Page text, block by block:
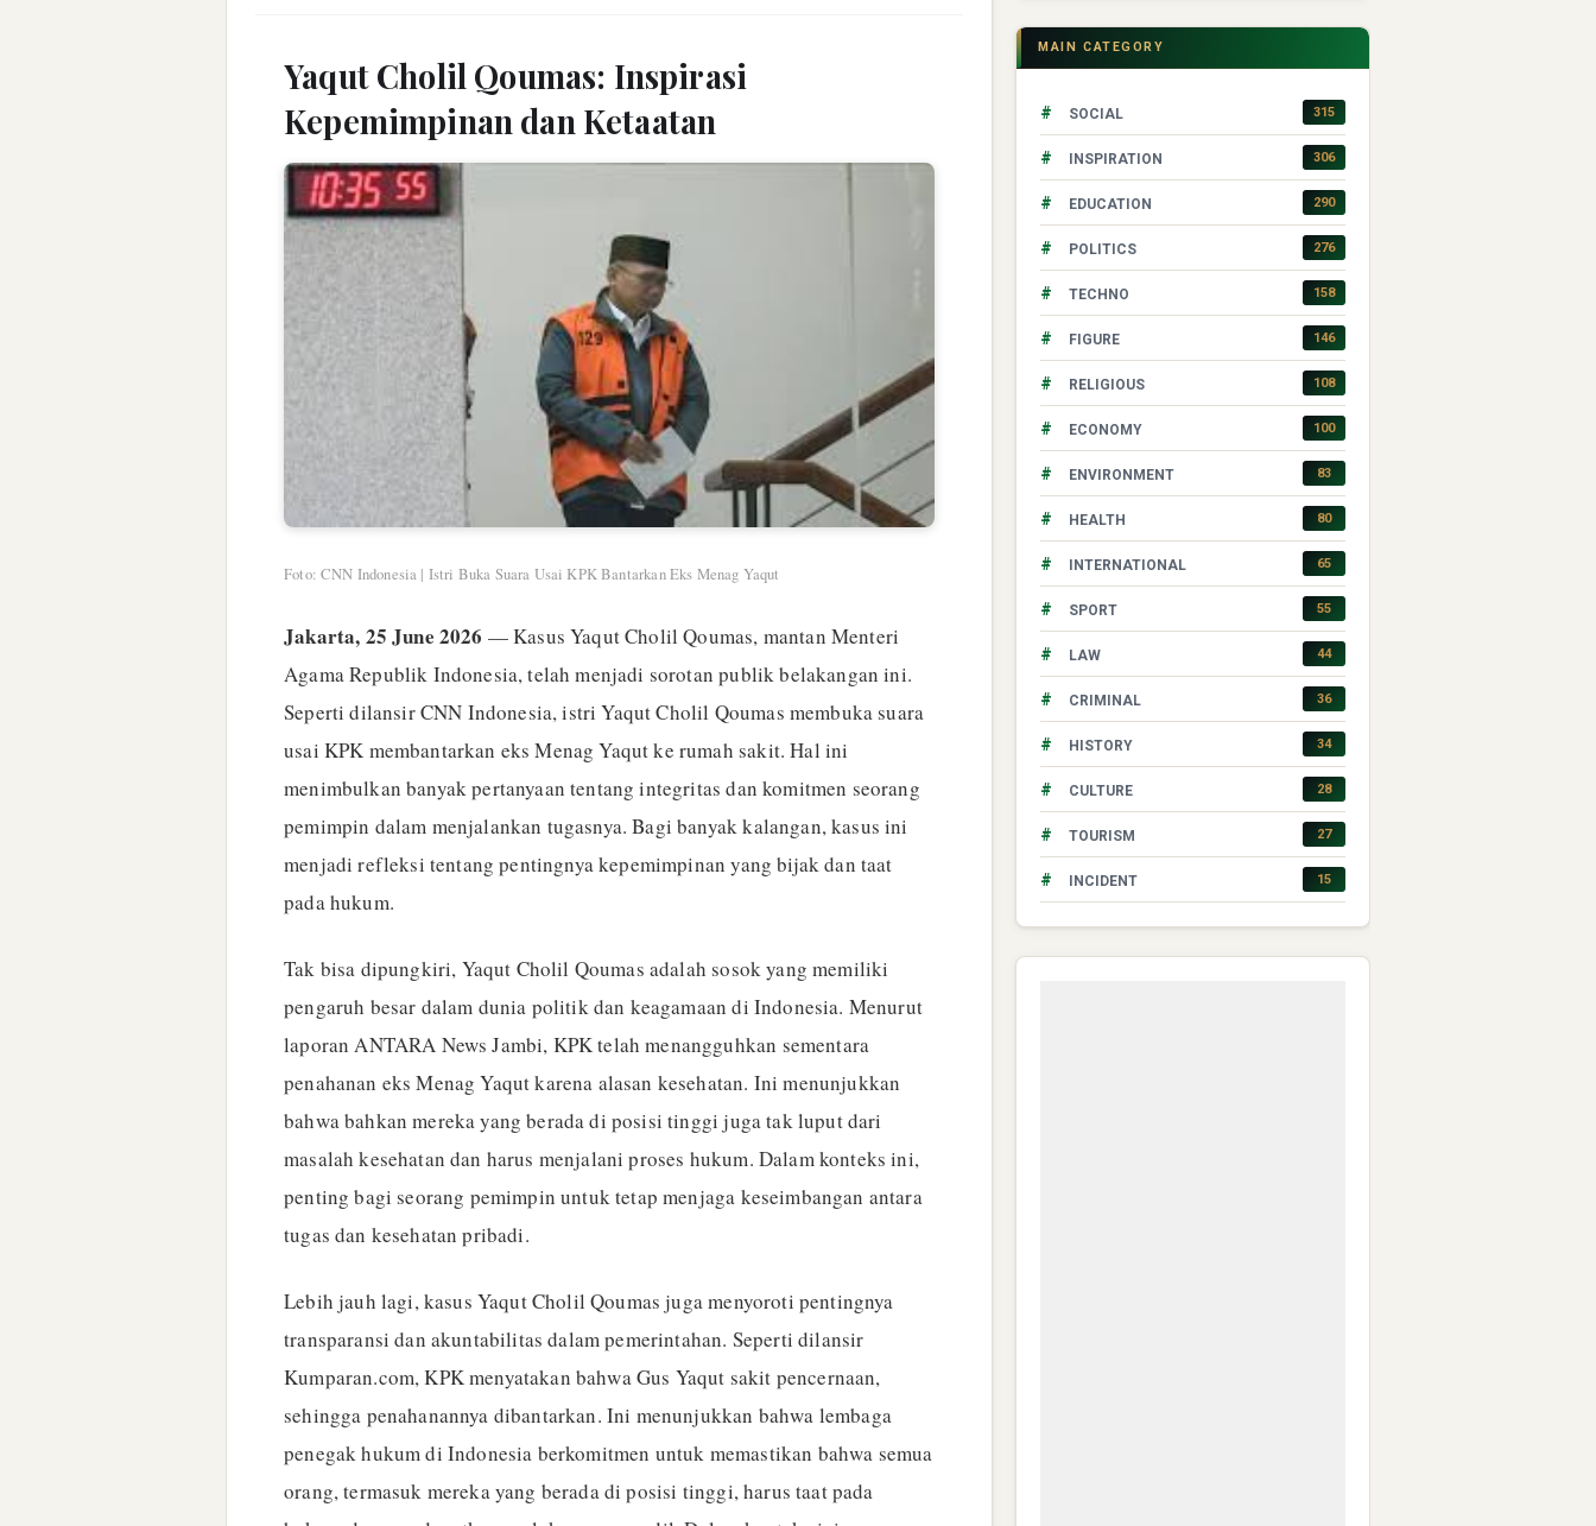
Yaqut Cholil Qoumas: Inspirasi
Kepemimpinan dan Ketaatan
Foto: CNN Indonesia | Istri Buka Suara Usai KPK Bantarkan Eks Menag Yaqut
Jakarta, 25 June 2026 — Kasus Yaqut Cholil Qoumas, mantan Menteri
Agama Republik Indonesia, telah menjadi sorotan publik belakangan ini.
Seperti dilansir CNN Indonesia, istri Yaqut Cholil Qoumas membuka suara
usai KPK membantarkan eks Menag Yaqut ke rumah sakit. Hal ini
menimbulkan banyak pertanyaan tentang integritas dan komitmen seorang
pemimpin dalam menjalankan tugasnya. Bagi banyak kalangan, kasus ini
menjadi refleksi tentang pentingnya kepemimpinan yang bijak dan taat
pada hukum.
Tak bisa dipungkiri, Yaqut Cholil Qoumas adalah sosok yang memiliki
pengaruh besar dalam dunia politik dan keagamaan di Indonesia. Menurut
laporan ANTARA News Jambi, KPK telah menangguhkan sementara
penahanan eks Menag Yaqut karena alasan kesehatan. Ini menunjukkan
bahwa bahkan mereka yang berada di posisi tinggi juga tak luput dari
masalah kesehatan dan harus menjalani proses hukum. Dalam konteks ini,
penting bagi seorang pemimpin untuk tetap menjaga keseimbangan antara
tugas dan kesehatan pribadi.
Lebih jauh lagi, kasus Yaqut Cholil Qoumas juga menyoroti pentingnya
transparansi dan akuntabilitas dalam pemerintahan. Seperti dilansir
Kumparan.com, KPK menyatakan bahwa Gus Yaqut sakit pencernaan,
sehingga penahanannya dibantarkan. Ini menunjukkan bahwa lembaga
penegak hukum di Indonesia berkomitmen untuk memastikan bahwa semua
orang, termasuk mereka yang berada di posisi tinggi, harus taat pada
MAIN CATEGORY
# SOCIAL 315
# INSPIRATION 306
# EDUCATION 290
# POLITICS 276
# TECHNO 158
# FIGURE 146
# RELIGIOUS 108
# ECONOMY 100
# ENVIRONMENT 83
# HEALTH 80
# INTERNATIONAL 65
# SPORT 55
# LAW 44
# CRIMINAL 36
# HISTORY 34
# CULTURE 28
# TOURISM 27
# INCIDENT 15